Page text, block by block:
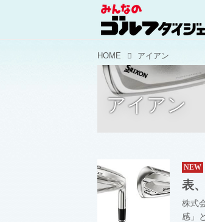
HOME アイアン
アイアン
表
株式
感」